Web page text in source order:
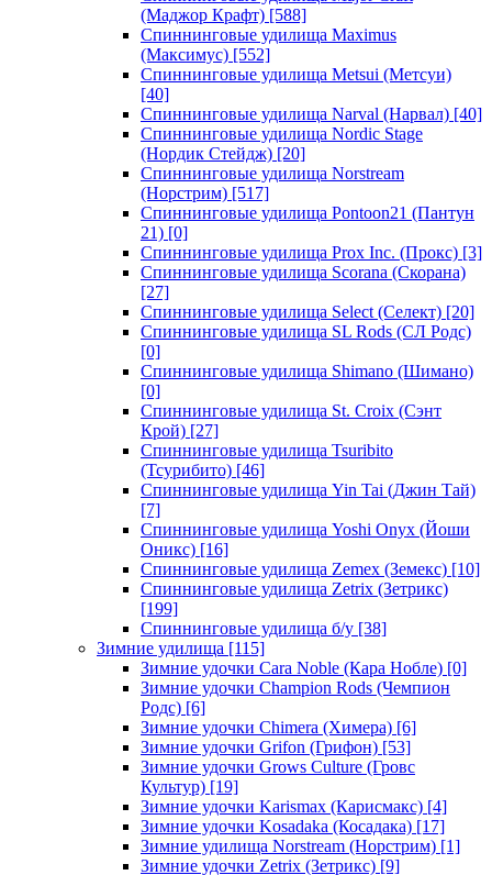
(Маджор Крафт) [588]
Спиннинговые удилища Maximus
(Максимус) [552]
Спиннинговые удилища Metsui (Метсуи)
[40]
Спиннинговые удилища Narval (Нарвал) [40]
Спиннинговые удилища Nordic Stage
(Нордик Стейдж) [20]
Спиннинговые удилища Norstream
(Норстрим) [517]
Спиннинговые удилища Pontoon21 (Пантун
21) [0]
Спиннинговые удилища Prox Inc. (Прокс) [3]
Спиннинговые удилища Scorana (Скорана)
[27]
Спиннинговые удилища Select (Селект) [20]
Спиннинговые удилища SL Rods (СЛ Родс)
[0]
Спиннинговые удилища Shimano (Шимано)
[0]
Спиннинговые удилища St. Croix (Сэнт
Крой) [27]
Спиннинговые удилища Tsuribito
(Тсурибито) [46]
Спиннинговые удилища Yin Tai (Джин Тай)
[7]
Спиннинговые удилища Yoshi Onyx (Йоши
Оникс) [16]
Спиннинговые удилища Zemex (Земекс) [10]
Спиннинговые удилища Zetrix (Зетрикс)
[199]
Спиннинговые удилища б/у [38]
Зимние удилища [115]
Зимние удочки Cara Noble (Кара Нобле) [0]
Зимние удочки Champion Rods (Чемпион
Родс) [6]
Зимние удочки Chimera (Химера) [6]
Зимние удочки Grifon (Грифон) [53]
Зимние удочки Grows Culture (Гровс
Культур) [19]
Зимние удочки Karismax (Карисмакс) [4]
Зимние удочки Kosadaka (Косадака) [17]
Зимние удилища Norstream (Норстрим) [1]
Зимние удочки Zetrix (Зетрикс) [9]